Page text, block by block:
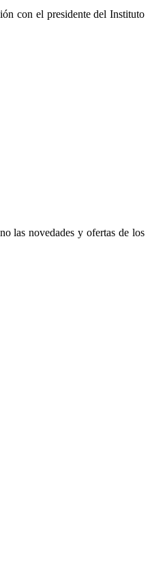
con el presidente del Instituto
las novedades y ofertas de los